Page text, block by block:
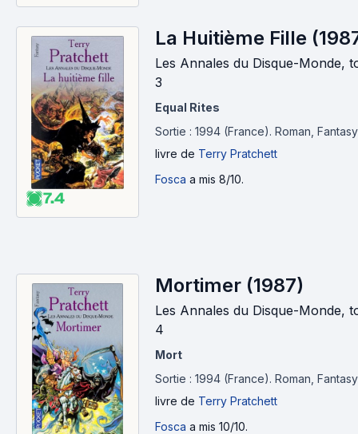
7.4
La Huitième Fille
Les Annales du Disque-Monde,
3
Equal Rites
Sortie : 1994 (France). Roman, Fantasy
livre de Terry Pratchett
Fosca a mis 8/10.
Mortimer (1987)
Les Annales du Disque-Monde,
4
Mort
Sortie : 1994 (France). Roman, Fantasy
livre de Terry Pratchett
Fosca a mis 10/10.